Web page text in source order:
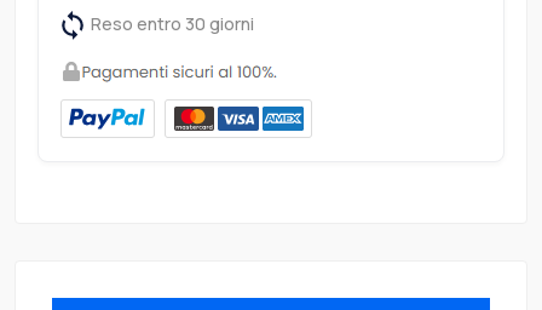
Reso entro 30 giorni